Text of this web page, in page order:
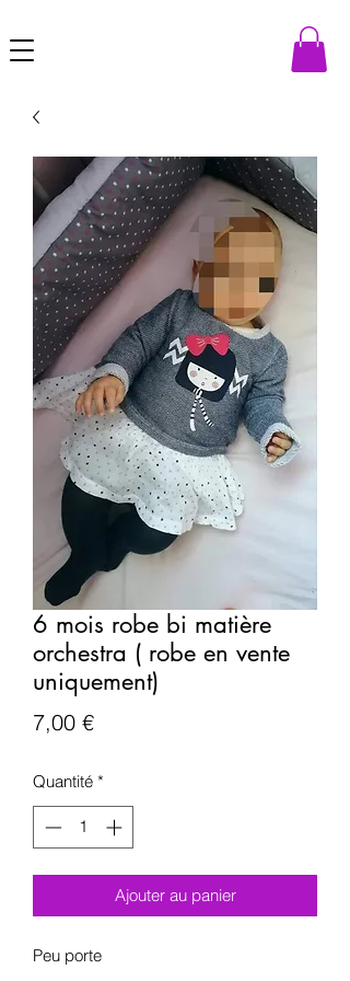
6 mois robe bi matière
orchestra ( robe en vente
uniquement)
7,00 €Prix
Quantité *
Ajouter au panier
Peu porte